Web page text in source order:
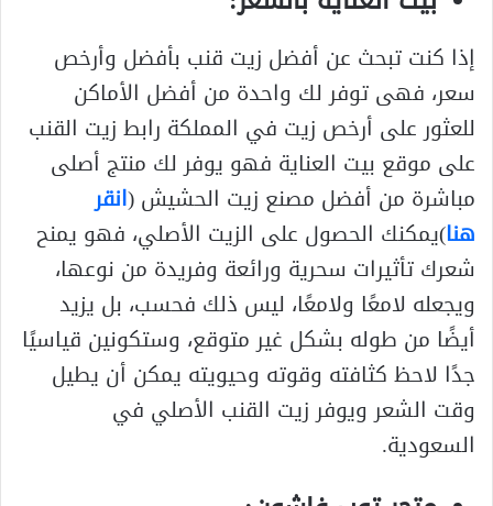
إذا كنت تبحث عن أفضل زيت قنب بأفضل وأرخص
سعر، فهى توفر لك واحدة من أفضل الأماكن
للعثور على أرخص زيت في المملكة رابط زيت القنب
على موقع بيت العناية فهو يوفر لك منتج أصلى
مباشرة من أفضل مصنع زيت الحشيش (انقر
هنا)يمكنك الحصول على الزيت الأصلي، فهو يمنح
شعرك تأثيرات سحرية ورائعة وفريدة من نوعها،
ويجعله لامعًا ولامعًا، ليس ذلك فحسب، بل يزيد
أيضًا من طوله بشكل غير متوقع، وستكونين قياسيًا
جدًا لاحظ كثافته وقوته وحيويته يمكن أن يطيل
وقت الشعر ويوفر زيت القنب الأصلي في
السعودية.